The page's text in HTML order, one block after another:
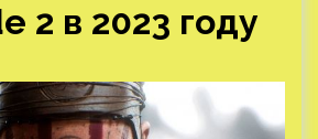
2 в 2023 году